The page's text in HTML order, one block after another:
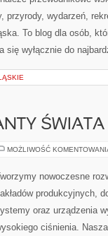
przyrody, wydarzeń,
To blog dla osób,
się wyłącznie do
ŚWIATA
MOŻLIWOŚĆ
nowoczesne
produkcyjnych,
oraz urządzenia
ciśnienia.